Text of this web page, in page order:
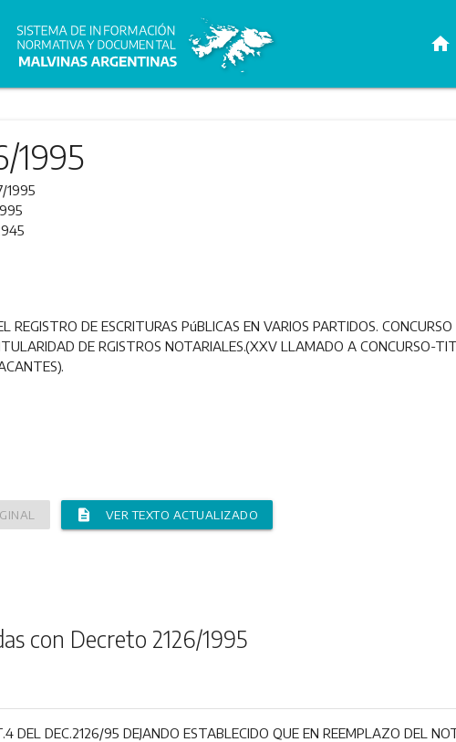
home
1995
1995
REGISTRO DE ESCRITURAS PúBLICAS EN VARIOS PARTIDOS.
DE RGISTROS NOTARIALES.(XXV LLAMADO A CONCURSO-
description VER TEXTO ACTUALIZADO
con Decreto 2126/1995
DEL DEC.2126/95 DEJANDO ESTABLECIDO QUE EN REEMPLAZO DEL